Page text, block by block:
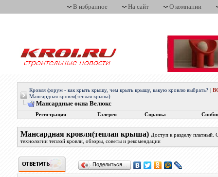
В избранное На сайт О компании
Кровля форум - как крыть крышу, чем крыть крышу, какую кровлю выбрать?
Мансардная кровля(теплая крыша)
Мансардные окна Велюкс
Регистрация Галерея Справка
Мансардная кровля(теплая крыша) Доступ к разделу
технологии теплой кровли, обзоры, советы и рекомендации
Поделиться…